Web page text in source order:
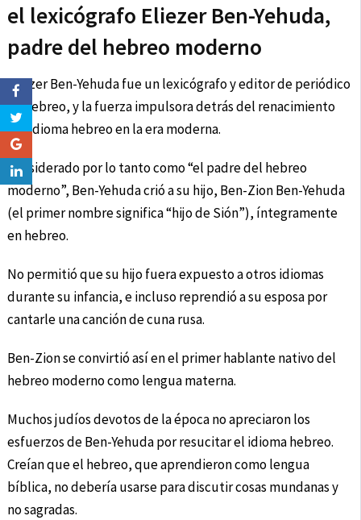
el lexicógrafo Eliezer Ben-Yehuda,
padre del hebreo moderno
Eliezer Ben-Yehuda fue un lexicógrafo y editor de periódico
en hebreo, y la fuerza impulsora detrás del renacimiento
del idioma hebreo en la era moderna.
Considerado por lo tanto como “el padre del hebreo
moderno”, Ben-Yehuda crió a su hijo, Ben-Zion Ben-Yehuda
(el primer nombre significa “hijo de Sión”), íntegramente
en hebreo.
No permitió que su hijo fuera expuesto a otros idiomas
durante su infancia, e incluso reprendió a su esposa por
cantarle una canción de cuna rusa.
Ben-Zion se convirtió así en el primer hablante nativo del
hebreo moderno como lengua materna.
Muchos judíos devotos de la época no apreciaron los
esfuerzos de Ben-Yehuda por resucitar el idioma hebreo.
Creían que el hebreo, que aprendieron como lengua
bíblica, no debería usarse para discutir cosas mundanas y
no sagradas.